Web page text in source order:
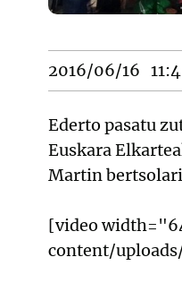
2016/06/16
Ederto pasatu
Euskara
Martin
[video
content/